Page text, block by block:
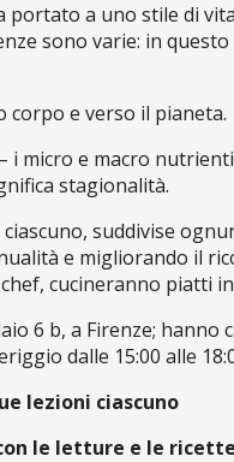
portato a uno stile di
sono varie: in
e verso il pianeta.
micro e macro
stagionalità.
suddivise
e migliorando il
cucineranno
6 b, a Firenze;
dalle 15:00 alle
lezioni ciascuno
le letture e le ricette